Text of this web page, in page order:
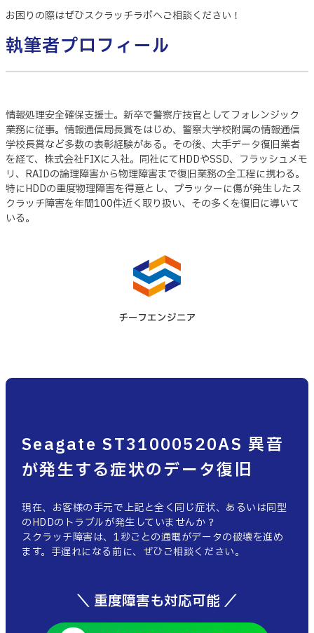
お困りの際はぜひスクラッチラボへご相談ください！
執筆者プロフィール
情報処理安全確保支援士。新卒で警察庁技官としてフォレンジック
業務に従事。情報通信局長賞をはじめ、警察大学校附属の情報通信
学校長賞など多数の表彰経験がある。その後、大手データ復旧業者
を経て、株式会社FIXに入社。同社にてHDDやSSD、フラッシュメモ
リ、RAIDの論理障害から物理障害まで復旧業務の全工程に携わる。
特にHDDの重度物理障害を得意とし、プラッターに傷が発生したス
クラッチ障害を年間100件近く取り扱い、その多くを復旧に導いて
いる。
チーフエンジニア
Seagate ST31000520AS 異音
が発生する症状のデータ復旧
現在、お客様の手元で上記と全く同じ症状、あるいは同型
のHDDのトラブルが発生していませんか？
スクラッチ障害は、1秒ごとの通電がデータの破壊を進め
ます。手遅れになる前に、ぜひご相談ください。
＼ 重度障害も対応可能 ／